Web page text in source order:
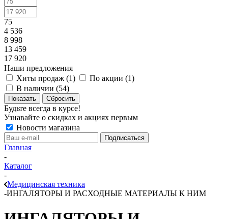
75
4 536
8 998
13 459
17 920
Наши предложения
Хиты продаж (1) По акции (1)
В наличии (54)
Показать Сбросить
Будьте всегда в курсе!
Узнавайте о скидках и акциях первым
Новости магазина
Главная
-
Каталог
-
Медицинская техника
-ИНГАЛЯТОРЫ И РАСХОДНЫЕ МАТЕРИАЛЫ К НИМ